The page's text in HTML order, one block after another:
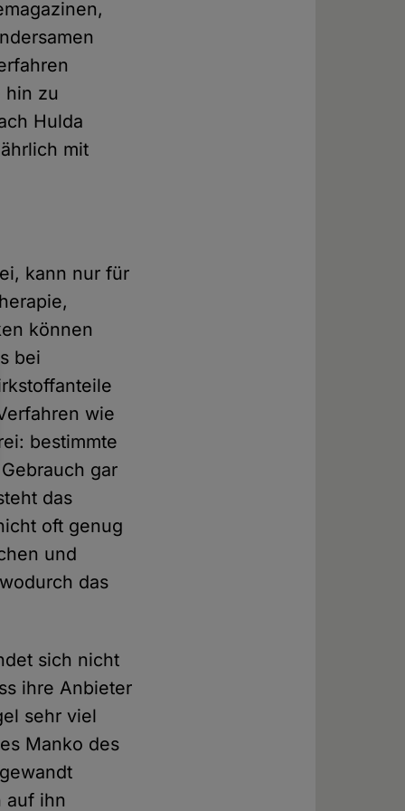
hin zu
Hulda
mit
kann nur für
können
bei
wie
bestimmte
gar
das
oft genug
und
das
sich nicht
ihre Anbieter
sehr viel
Manko des
auf ihn